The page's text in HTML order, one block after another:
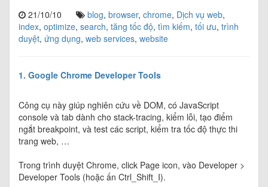
21/10/10 blog, browser, chrome, Dịch vụ web,
index, optimize, search, tăng tốc độ, tìm kiếm, tối ưu, trình
duyệt, ứng dụng, web services, website
1. Google Chrome Developer Tools
Công cụ này giúp nghiên cứu về DOM, có JavaScript
console và tab dành cho stack-tracing, kiểm lỗi, tạo điểm
ngắt breakpoint, và test các script, kiểm tra tốc độ thực thi
trang web, …
Trong trình duyệt Chrome, click Page icon, vào Developer >
Developer Tools (hoặc ấn Ctrl_Shift_I).